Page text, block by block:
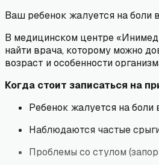
Ваш ребенок жалуется на боли
В медицинском центре
найти врача, которому можно
возраст и особенности
Когда стоит записаться на
Ребенок жалуется на
Наблюдаются частые
Проблемы со стулом